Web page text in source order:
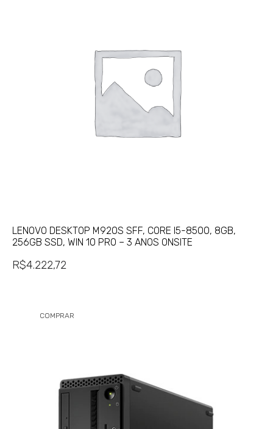
LENOVO DESKTOP M920S SFF, CORE I5-8500, 8GB,
256GB SSD, WIN 10 PRO – 3 ANOS ONSITE
R$4.222,72
COMPRAR